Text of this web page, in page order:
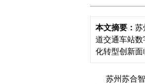
本文摘要： 苏
道交通车站
化转型创新面
苏州苏合智